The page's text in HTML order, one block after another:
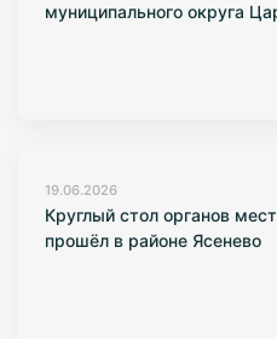
муниципального округа
19.06.2026
Круглый стол органов
прошёл в районе Ясенево